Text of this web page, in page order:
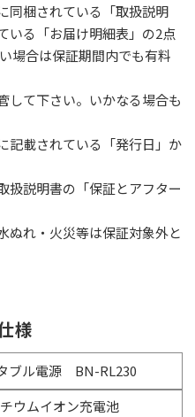
同梱されている「取扱説明
いる「お届け明細表」の2点
場合は保証期間内でも有料
て下さい。いかなる場合も
記載されている「発⾏⽇」か
説明書の「保証とアフター
れ・火災等は保証対象外と
様
ブル電源 BN-RL230
ウムイオン充電池